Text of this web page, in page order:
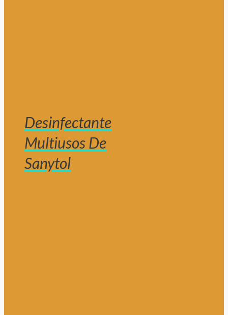
Desinfectante
Multiusos De
Sanytol